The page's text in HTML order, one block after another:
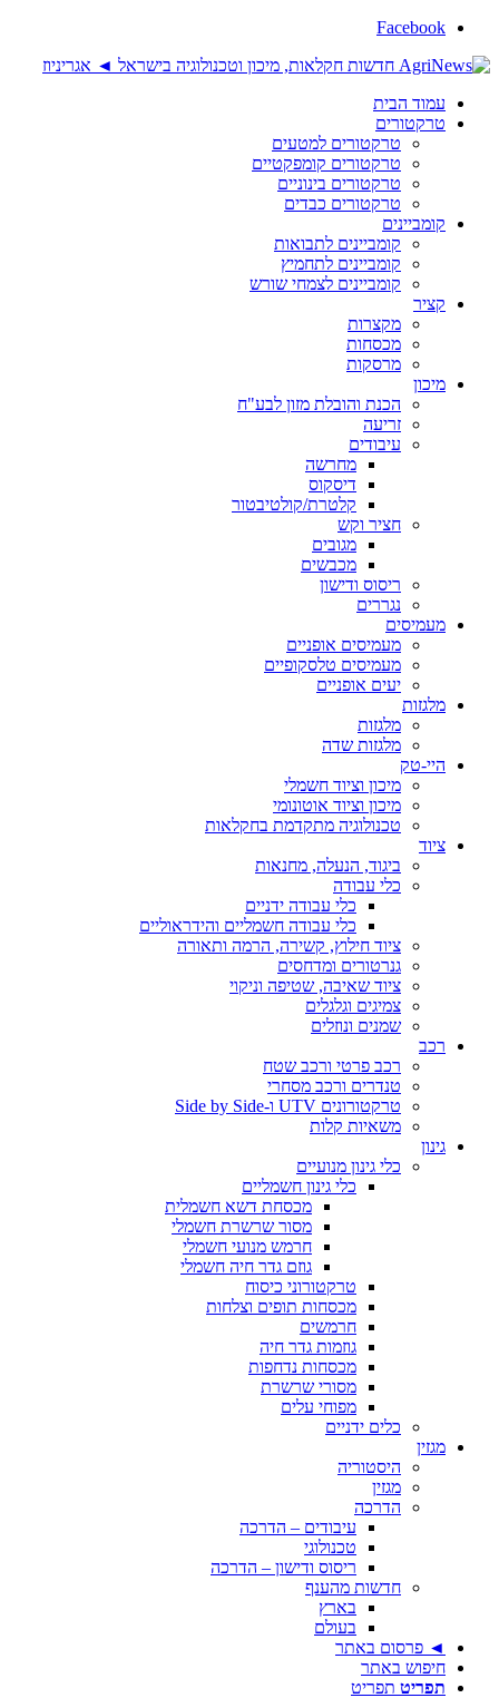
Facebook
עמוד הבית
טרקטורים
טרקטורים למטעים
טרקטורים קומפקטיים
טרקטורים בינוניים
טרקטורים כבדים
קומביינים
קומביינים לתבואות
קומביינים לתחמיץ
קומביינים לצמחי שורש
קציר
מקצרות
מכסחות
מרסקות
מיכון
הכנת והובלת מזון לבע"ח
זריעה
עיבודים
מחרשה
דיסקוס
קלטרת/קולטיבטור
חציר וקש
מגובים
מכבשים
ריסוס ודישון
נגררים
מעמיסים
מעמיסים אופניים
מעמיסים טלסקופיים
יעים אופניים
מלגזות
מלגזות
מלגזות שדה
היי-טק
מיכון וציוד חשמלי
מיכון וציוד אוטונומי
טכנולוגיה מתקדמת בחקלאות
ציוד
ביגוד, הנעלה, מחנאות
כלי עבודה
כלי עבודה ידניים
כלי עבודה חשמליים והידראוליים
ציוד חילוץ, קשירה, הרמה ותאורה
גנרטורים ומדחסים
ציוד שאיבה, שטיפה וניקוי
צמיגים וגלגלים
שמנים ונוזלים
רכב
רכב פרטי ורכב שטח
טנדרים ורכב מסחרי
טרקטורונים UTV ו-Side by Side
משאיות קלות
גינון
כלי גינון מנועיים
כלי גינון חשמליים
מכסחת דשא חשמלית
מסור שרשרת חשמלי
חרמש מנועי חשמלי
גוזם גדר חיה חשמלי
טרקטורוני כיסוח
מכסחות תופים וצלחות
חרמשים
גוזמות גדר חיה
מכסחות נדחפות
מסורי שרשרת
מפוחי עלים
כלים ידניים
מגזין
היסטוריה
מגזין
הדרכה
עיבודים – הדרכה
טכנולוגי
ריסוס ודישון – הדרכה
חדשות מהענף
בארץ
בעולם
◄ פרסום באתר
חיפוש באתר
תפריט תפריט